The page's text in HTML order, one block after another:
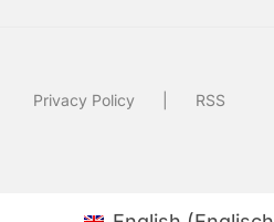
Privacy Policy RSS